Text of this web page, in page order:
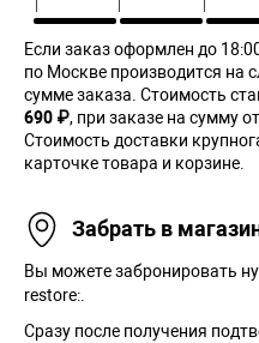
Если заказ оформлен до
по Москве производится на
сумме заказа. Cтоимость
690 ₽, при заказе на сумму
Стоимость доставки
карточке товара и корзине.
Забрать в
Вы можете забронировать
restore:.
Сразу после получения